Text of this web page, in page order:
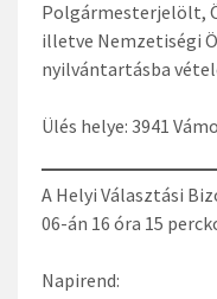
Polgármesterjelölt,
illetve Nemzetiségi
nyilvántartásba
Ülés helye: 3941
A Helyi Választási
06-án 16 óra 15
Napirend: